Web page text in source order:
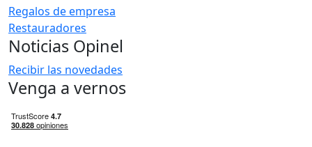
Regalos de empresa
Restauradores
Noticias Opinel
Recibir las novedades
Venga a vernos